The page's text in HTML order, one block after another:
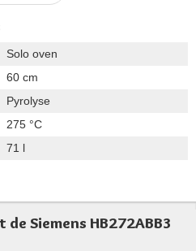
Solo oven
60 cm
Pyrolyse
275 °C
71 l
Siemens HB272ABB3